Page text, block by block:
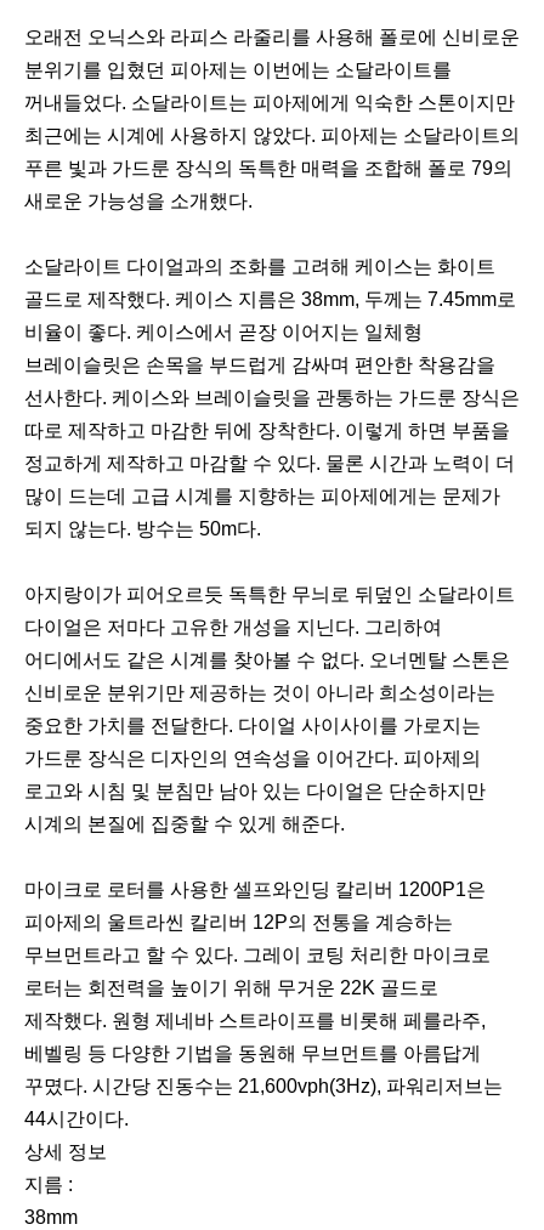
오래전 오닉스와 라피스 라줄리를 사용해 폴로에 신비로운
분위기를 입혔던 피아제는 이번에는 소달라이트를
꺼내들었다. 소달라이트는 피아제에게 익숙한 스톤이지만
최근에는 시계에 사용하지 않았다. 피아제는 소달라이트의
푸른 빛과 가드룬 장식의 독특한 매력을 조합해 폴로 79의
새로운 가능성을 소개했다.
소달라이트 다이얼과의 조화를 고려해 케이스는 화이트
골드로 제작했다. 케이스 지름은 38mm, 두께는 7.45mm로
비율이 좋다. 케이스에서 곧장 이어지는 일체형
브레이슬릿은 손목을 부드럽게 감싸며 편안한 착용감을
선사한다. 케이스와 브레이슬릿을 관통하는 가드룬 장식은
따로 제작하고 마감한 뒤에 장착한다. 이렇게 하면 부품을
정교하게 제작하고 마감할 수 있다. 물론 시간과 노력이 더
많이 드는데 고급 시계를 지향하는 피아제에게는 문제가
되지 않는다. 방수는 50m다.
아지랑이가 피어오르듯 독특한 무늬로 뒤덮인 소달라이트
다이얼은 저마다 고유한 개성을 지닌다. 그리하여
어디에서도 같은 시계를 찾아볼 수 없다. 오너멘탈 스톤은
신비로운 분위기만 제공하는 것이 아니라 희소성이라는
중요한 가치를 전달한다. 다이얼 사이사이를 가로지는
가드룬 장식은 디자인의 연속성을 이어간다. 피아제의
로고와 시침 및 분침만 남아 있는 다이얼은 단순하지만
시계의 본질에 집중할 수 있게 해준다.
마이크로 로터를 사용한 셀프와인딩 칼리버 1200P1은
피아제의 울트라씬 칼리버 12P의 전통을 계승하는
무브먼트라고 할 수 있다. 그레이 코팅 처리한 마이크로
로터는 회전력을 높이기 위해 무거운 22K 골드로
제작했다. 원형 제네바 스트라이프를 비롯해 페를라주,
베벨링 등 다양한 기법을 동원해 무브먼트를 아름답게
꾸몄다. 시간당 진동수는 21,600vph(3Hz), 파워리저브는
44시간이다.
상세 정보
지름 :
38mm